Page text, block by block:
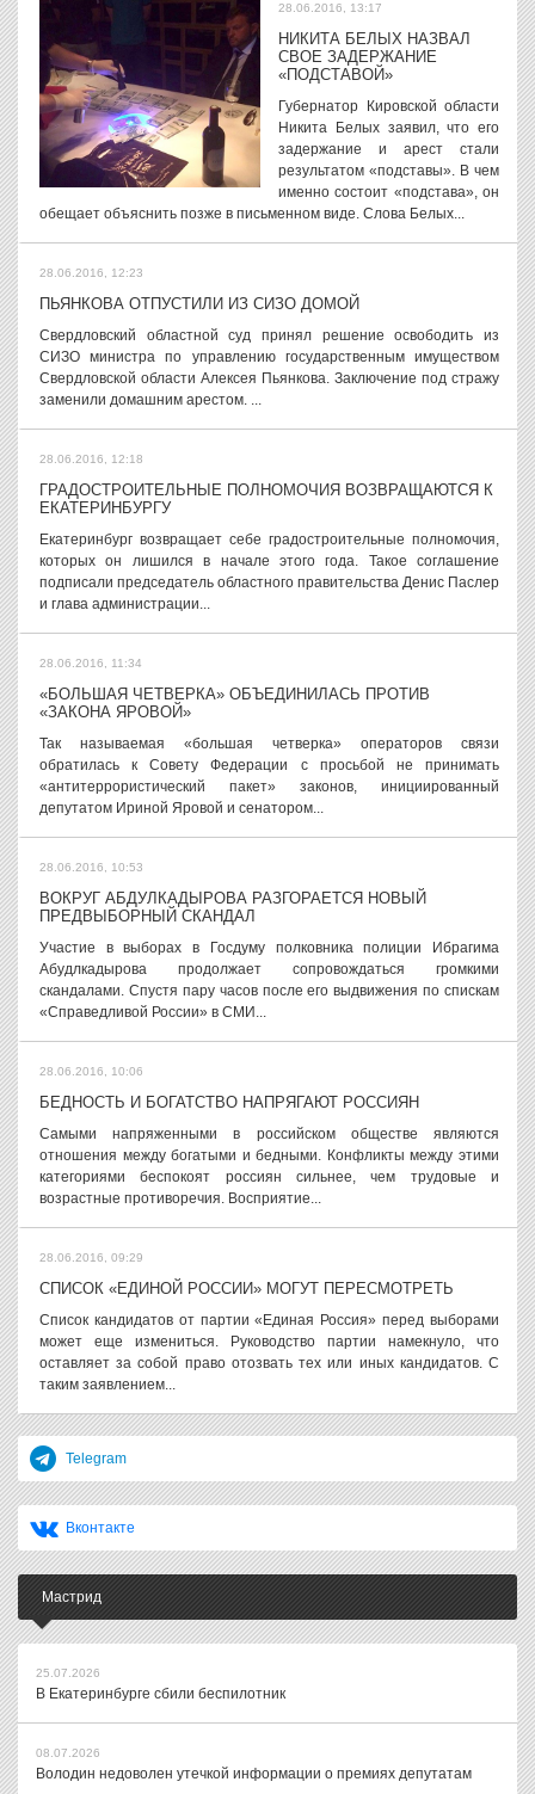
28.06.2016, 13:17
НИКИТА БЕЛЫХ НАЗВАЛ
СВОЕ ЗАДЕРЖАНИЕ
«ПОДСТАВОЙ»
Губернатор Кировской области
Никита Белых заявил, что его
задержание и арест стали
результатом «подставы». В чем
именно состоит «подстава», он
обещает объяснить позже в письменном виде. Слова Белых...
28.06.2016, 12:23
ПЬЯНКОВА ОТПУСТИЛИ ИЗ СИЗО ДОМОЙ
Свердловский областной суд принял решение освободить из
СИЗО министра по управлению государственным имуществом
Свердловской области Алексея Пьянкова. Заключение под стражу
заменили домашним арестом. ...
28.06.2016, 12:18
ГРАДОСТРОИТЕЛЬНЫЕ ПОЛНОМОЧИЯ ВОЗВРАЩАЮТСЯ К
ЕКАТЕРИНБУРГУ
Екатеринбург возвращает себе градостроительные полномочия,
которых он лишился в начале этого года. Такое соглашение
подписали председатель областного правительства Денис Паслер
и глава администрации...
28.06.2016, 11:34
«БОЛЬШАЯ ЧЕТВЕРКА» ОБЪЕДИНИЛАСЬ ПРОТИВ
«ЗАКОНА ЯРОВОЙ»
Так называемая «большая четверка» операторов связи
обратилась к Совету Федерации с просьбой не принимать
«антитеррористический пакет» законов, инициированный
депутатом Ириной Яровой и сенатором...
28.06.2016, 10:53
ВОКРУГ АБДУЛКАДЫРОВА РАЗГОРАЕТСЯ НОВЫЙ
ПРЕДВЫБОРНЫЙ СКАНДАЛ
Участие в выборах в Госдуму полковника полиции Ибрагима
Абудлкадырова продолжает сопровождаться громкими
скандалами. Спустя пару часов после его выдвижения по спискам
«Справедливой России» в СМИ...
28.06.2016, 10:06
БЕДНОСТЬ И БОГАТСТВО НАПРЯГАЮТ РОССИЯН
Самыми напряженными в российском обществе являются
отношения между богатыми и бедными. Конфликты между этими
категориями беспокоят россиян сильнее, чем трудовые и
возрастные противоречия. Восприятие...
28.06.2016, 09:29
CПИСОК «ЕДИНОЙ РОССИИ» МОГУТ ПЕРЕСМОТРЕТЬ
Список кандидатов от партии «Единая Россия» перед выборами
может еще измениться. Руководство партии намекнуло, что
оставляет за собой право отозвать тех или иных кандидатов. С
таким заявлением...
Telegram
Вконтакте
Мастрид
25.07.2026
В Екатеринбурге сбили беспилотник
08.07.2026
Володин недоволен утечкой информации о премиях депутатам